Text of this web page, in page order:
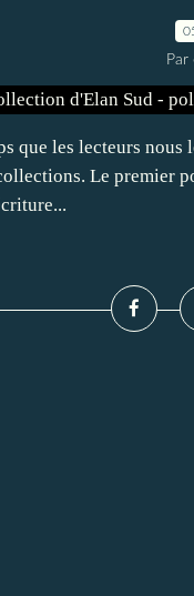
que les lecteurs
Le premier